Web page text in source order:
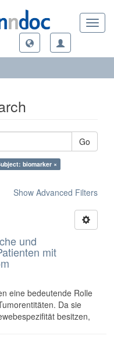
Go
biomarker ×
Show Advanced Filters
und
mit
eine bedeutende Rolle
Da sie
besitzen,